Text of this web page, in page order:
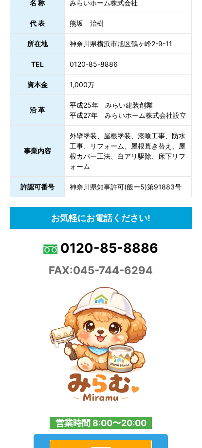
名 称 みらいホーム株式会社
代 表 熊坂 治樹
所在地 神奈川県横浜市旭区鶴ヶ峰2-9-11
TEL 0120-85-8886
資本金 1,000万
沿 革
平成25年 みらい建装創業
平成27年 みらいホーム株式会社設立
事業内容
外壁塗装、屋根塗装、漆喰工事、防水
工事、リフォーム、屋根葺き替え、屋
根カバー工法、白アリ駆除、床下リフ
ォーム
許認可番号 神奈川県知事許可(般ー5)第91883号
お気軽にお電話ください!
0120-85-8886
FAX:045-744-6294
営業時間 8:00〜20:00